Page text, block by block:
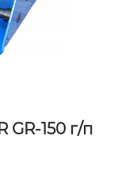
150 г/п